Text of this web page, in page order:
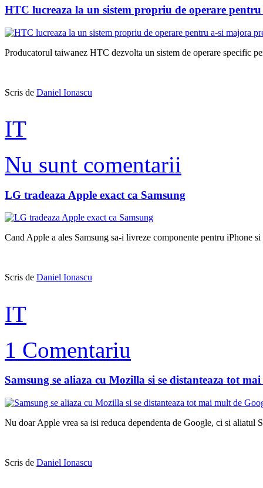
HTC lucreaza la un sistem propriu de operare
Producatorul taiwanez HTC dezvolta un sistem de operare specific
Scris de Daniel Ionascu
IT
Nu sunt comentarii
LG tradeaza Apple exact ca Samsung
Cand Apple a ales Samsung sa-i livreze componente pentru iPhone
Scris de Daniel Ionascu
IT
1 Comentariu
Samsung se aliaza cu Mozilla si se distanteaza tot
Nu doar Apple vrea sa isi reduca dependenta de Google, ci si aliatul
Scris de Daniel Ionascu